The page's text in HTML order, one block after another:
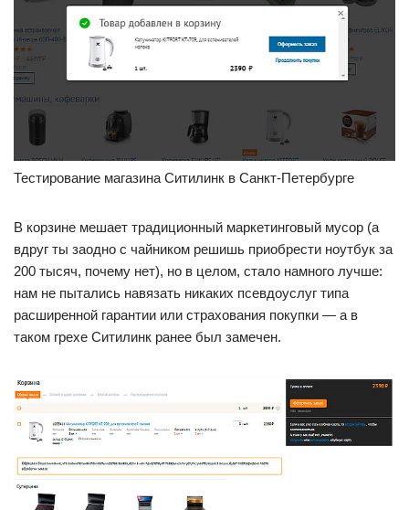
Тестирование магазина Ситилинк в Санкт-Петербурге
В корзине мешает традиционный маркетинговый мусор (а
вдруг ты заодно с чайником решишь приобрести ноутбук за
200 тысяч, почему нет), но в целом, стало намного лучше:
нам не пытались навязать никаких псевдоуслуг типа
расширенной гарантии или страхования покупки — а в
таком грехе Ситилинк ранее был замечен.